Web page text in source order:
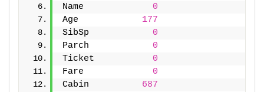
Name 0
Age 177
SibSp 0
Parch 0
Ticket 0
Fare 0
Cabin 687